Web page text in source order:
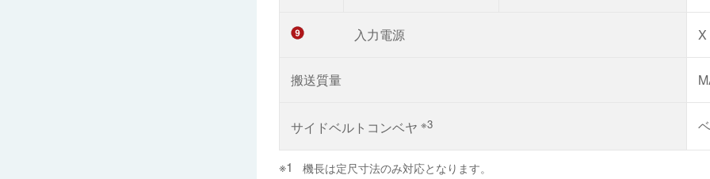
入力電源
搬送質量
サイドベルトコンベヤ ※3
機長は定尺寸法のみ対応となります。